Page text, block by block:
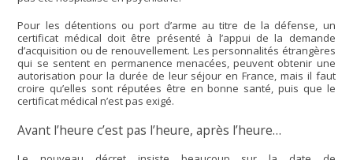
Pour les détentions ou port d’arme au titre de la défense, un
certificat médical doit être présenté à l’appui de la demande
d’acquisition ou de renouvellement. Les personnalités étrangères
qui se sentent en permanence menacées, peuvent obtenir une
autorisation pour la durée de leur séjour en France, mais il faut
croire qu’elles sont réputées être en bonne santé, puis que le
certificat médical n’est pas exigé.
Avant l’heure c’est pas l’heure, après l’heure…